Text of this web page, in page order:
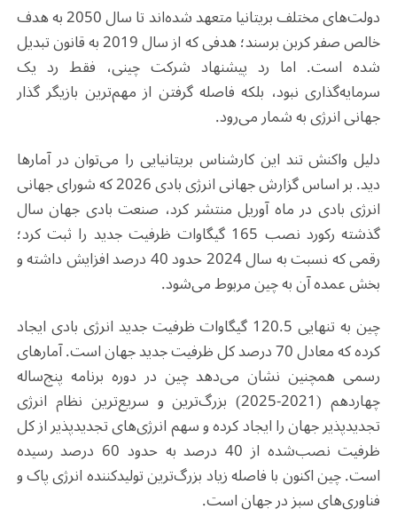
دولت‌های مختلف بریتانیا متعهد شده‌اند تا سال 2050 به هدف
خالص صفر کربن برسند؛ هدفی که از سال 2019 به قانون تبدیل
شده است. اما رد پیشنهاد شرکت چینی، فقط رد یک
سرمایه‌گذاری نبود، بلکه فاصله گرفتن از مهم‌ترین بازیگر گذار
جهانی انرژی به شمار می‌رود.
دلیل واکنش تند این کارشناس بریتانیایی را می‌توان در آمارها
دید. بر اساس گزارش جهانی انرژی بادی 2026 که شورای جهانی
انرژی بادی در ماه آوریل منتشر کرد، صنعت بادی جهان سال
گذشته رکورد نصب 165 گیگاوات ظرفیت جدید را ثبت کرد؛
رقمی که نسبت به سال 2024 حدود 40 درصد افزایش داشته و
بخش عمده آن به چین مربوط می‌شود.
چین به تنهایی 120.5 گیگاوات ظرفیت جدید انرژی بادی ایجاد
کرده که معادل 70 درصد کل ظرفیت جدید جهان است. آمارهای
رسمی همچنین نشان می‌دهد چین در دوره برنامه پنج‌ساله
چهاردهم (2021-2025) بزرگ‌ترین و سریع‌ترین نظام انرژی
تجدیدپذیر جهان را ایجاد کرده و سهم انرژی‌های تجدیدپذیر از کل
ظرفیت نصب‌شده از 40 درصد به حدود 60 درصد رسیده
است. چین اکنون با فاصله زیاد بزرگ‌ترین تولیدکننده انرژی پاک و
فناوری‌های سبز در جهان است.